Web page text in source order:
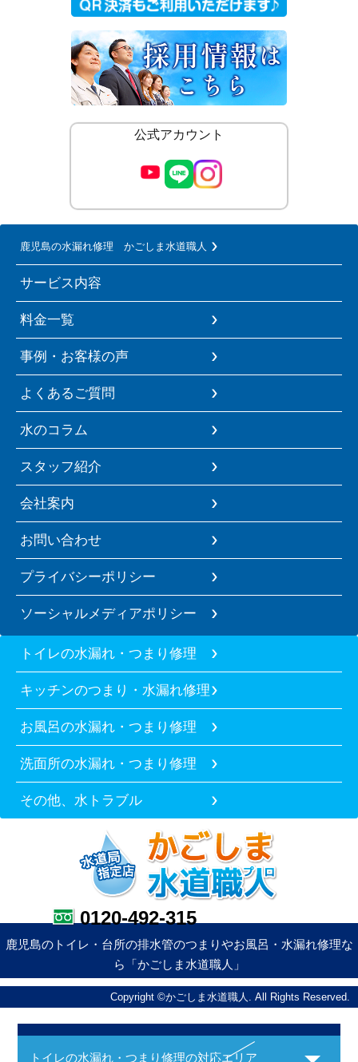
公式アカウント
鹿児島の水漏れ修理 かごしま水道職人
サービス内容
料金一覧
事例・お客様の声
よくあるご質問
水のコラム
スタッフ紹介
会社案内
お問い合わせ
プライバシーポリシー
ソーシャルメディアポリシー
トイレの水漏れ・つまり修理
キッチンのつまり・水漏れ修理
お風呂の水漏れ・つまり修理
洗面所の水漏れ・つまり修理
その他、水トラブル
0120-492-315
鹿児島のトイレ・台所の排水管のつまりやお風呂・水漏れ修理な
ら「かごしま水道職人」
Copyright ©かごしま水道職人. All Rights Reserved.
トイレの水漏れ・つまり修理の対応エリア